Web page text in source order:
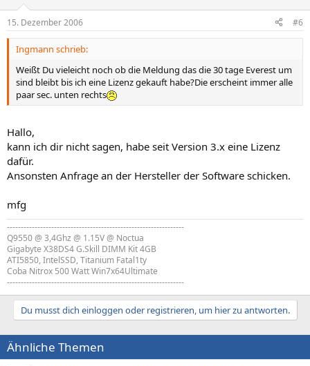
15. Dezember 2006 #6
Ingmann schrieb:
Weißt Du vieleicht noch ob die Meldung das die 30 tage Everest um
sind bleibt bis ich eine Lizenz gekauft habe?Die erscheint immer alle
paar sec. unten rechts
Hallo,
kann ich dir nicht sagen, habe seit Version 3.x eine Lizenz
dafür.
Ansonsten Anfrage an der Hersteller der Software schicken.
mfg
----------------------------------------------------------------
Q9550 @ 3,4Ghz @ 1.15V @ Noctua
Gigabyte X38DS4 G.Skill DIMM Kit 4GB
ATI5850, IntelSSD, Titanium Fatal1ty
Coba Nitrox 500 Watt Win7x64Ultimate
----------------------------------------------------------------
Du musst dich einloggen oder registrieren, um hier zu antworten.
Ähnliche Themen